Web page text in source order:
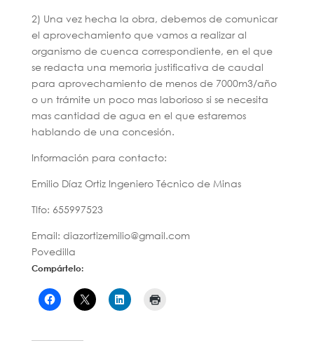
2) Una vez hecha la obra, debemos de comunicar
el aprovechamiento que vamos a realizar al
organismo de cuenca correspondiente, en el que
se redacta una memoria justificativa de caudal
para aprovechamiento de menos de 7000m3/año
o un trámite un poco mas laborioso si se necesita
mas cantidad de agua en el que estaremos
hablando de una concesión.
Información para contacto:
Emilio Díaz Ortiz Ingeniero Técnico de Minas
Tlfo: 655997523
Email: diazortizemilio@gmail.com
Povedilla
Compártelo: